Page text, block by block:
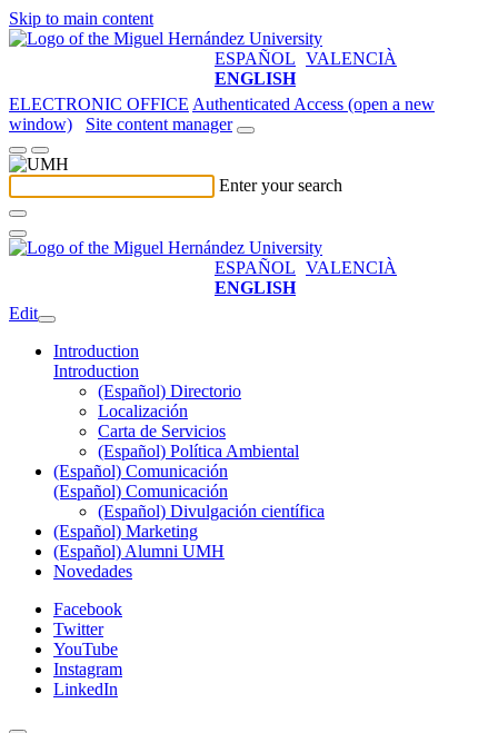
Skip to main content
ESPAÑOL VALENCIÀ
ENGLISH
ELECTRONIC OFFICE Authenticated Access (open a new
window)
Site content manager
Enter your search
ESPAÑOL VALENCIÀ
ENGLISH
Edit
Introduction
Introduction
(Español) Directorio
Localización
Carta de Servicios
(Español) Política Ambiental
(Español) Comunicación
(Español) Comunicación
(Español) Divulgación científica
(Español) Marketing
(Español) Alumni UMH
Novedades
Facebook
Twitter
YouTube
Instagram
LinkedIn